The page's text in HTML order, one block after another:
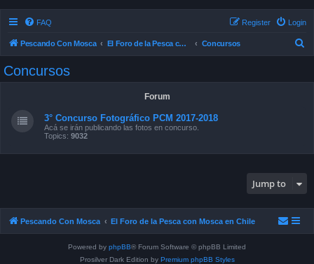
FAQ Login
Register
Pescando Con Mosca El Foro de la Pesca con Mosca en Chile Concursos
Concursos
Forum
3° Concurso Fotográfico PCM 2017-2018
Acá se irán publicando las fotos en concurso.
Topics: 9032
Jump to
Pescando Con Mosca El Foro de la Pesca con Mosca en Chile
Powered by phpBB® Forum Software © phpBB Limited
Prosilver Dark Edition by Premium phpBB Styles